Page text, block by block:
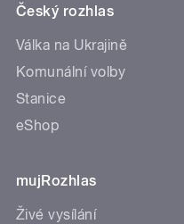
Český rozhlas
Válka na Ukrajině
Komunální volby
Stanice
eShop
mujRozhlas
Živé vysílání